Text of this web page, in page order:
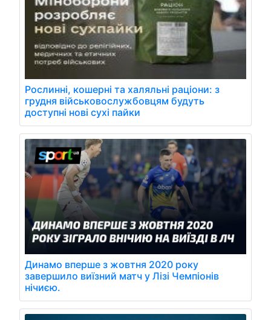
Рослинні, кошерні та халяльні раціони: з
грудня військовослужбовцям будуть
доступні нові сухі пайки
Динамо вперше з жовтня 2020 року
завершило виїзний матч у Лізі Чемпіонів
нічиєю.